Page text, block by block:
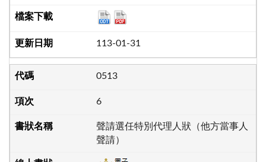
113-01-31
0513
6
聲請選任特別代理人狀（他方當事人
聲請）